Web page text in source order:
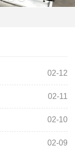
02-12
02-11
02-10
02-09